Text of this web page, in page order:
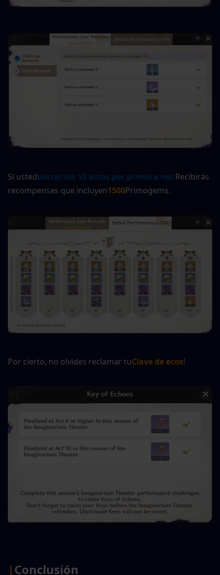
Si ustedborrar los 10 actos por primera vez,Recibirás
recompensas que incluyen1500Primogems.
Por cierto, no olvides reclamar tuClave de ecos!
|Conclusión